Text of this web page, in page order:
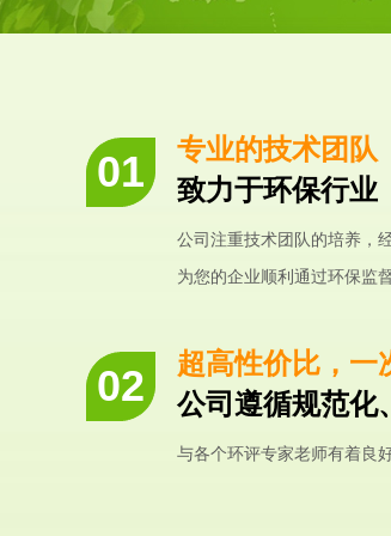
专业的技术团队
致力于环保行业
公司注重技术团队的培养，
为您的企业顺利通过环保监
超高性价比，一
公司遵循规范化
与各个环评专家老师有着良